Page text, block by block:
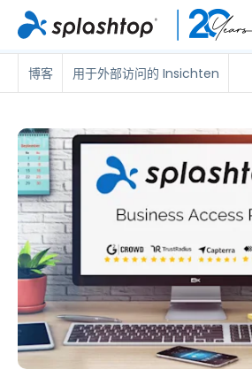
博客 用于外部访问的 Insichten